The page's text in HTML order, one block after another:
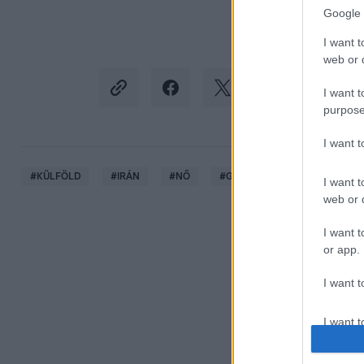
Google
I want
web or
I want
I want
I want
web or
I want
or app.
I want
I want
#KÜLFÖLD # IRÁN #NŐ #GYILKOSSÁG